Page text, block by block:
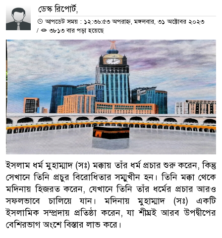
ডেস্ক রিপোর্ট,
আপডেট সময় : ১২:৩৬:৫৩ অপরাহ্ন, মঙ্গলবার, ৩১ অক্টোবর ২০২৩
/
৩৮১৩ বার পড়া হয়েছে
ইসলাম ধর্ম মুহাম্মাদ (সঃ) মক্কায় তাঁর ধর্ম প্রচার শুরু করেন, কিন্তু
সেখানে তিনি প্রচুর বিরোধিতার সম্মুখীন হন। তিনি মক্কা থেকে
মদিনায় হিজরত করেন, যেখানে তিনি তাঁর ধর্মের প্রচার আরও
সফলভাবে চালিয়ে যান। মদিনায় মুহাম্মাদ (সঃ) একটি
ইসলামিক সম্প্রদায় প্রতিষ্ঠা করেন, যা শীঘ্রই আরব উপদ্বীপের
বেশিরভাগ অংশে বিস্তার লাভ করে।